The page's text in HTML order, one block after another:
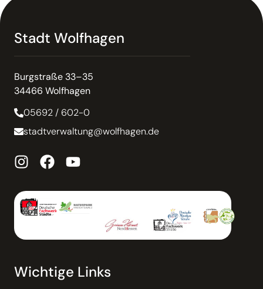
Stadt Wolfhagen
Burgstraße 33–35
34466 Wolfhagen
05692 / 602-0
stadtverwaltung@wolfhagen.de
Wichtige Links